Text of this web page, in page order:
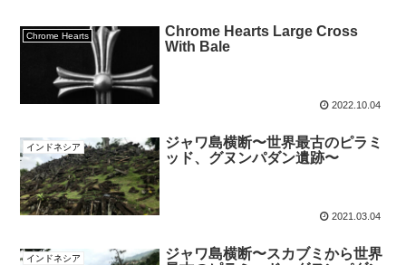
Chrome Hearts
Chrome Hearts Large Cross
With Bale
2022.10.04
インドネシア
ジャワ島横断〜世界最古のピラミ
ッド、グヌンパダン遺跡〜
2021.03.04
インドネシア
ジャワ島横断〜スカブミから世界